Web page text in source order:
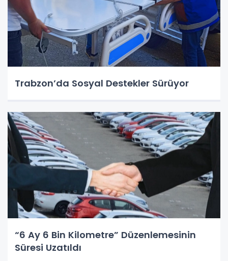
Trabzon’da Sosyal Destekler Sürüyor
“6 Ay 6 Bin Kilometre” Düzenlemesinin
Süresi Uzatıldı